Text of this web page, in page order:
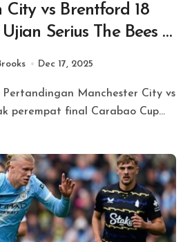
City vs Brentford 18
Serius The Bees di
Dec 17, 2025
perempat final Carabao Cup...